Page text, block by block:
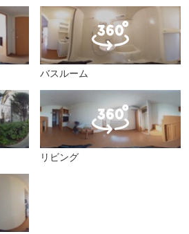
バスルーム
リビング